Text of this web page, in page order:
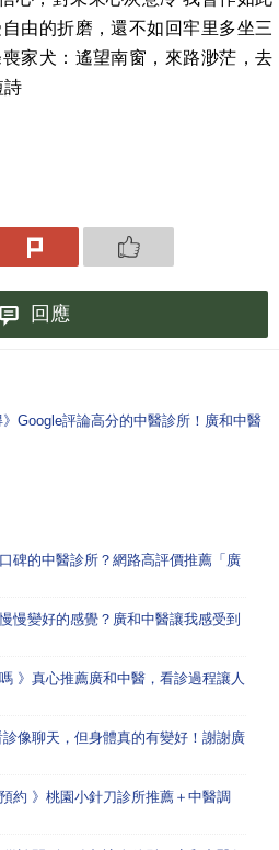
由的折磨，還不如回牢里多坐三
家犬：遙望南窗，來路渺茫，去
詩
回應
Google評論高分的中醫診所！廣和中醫
碑的中醫診所？網路高評價推薦「廣
慢變好的感覺？廣和中醫讓我感受到
》真心推薦廣和中醫，看診過程讓人
像聊天，但身體真的有變好！謝謝廣
約 》桃園小針刀診所推薦＋中醫調